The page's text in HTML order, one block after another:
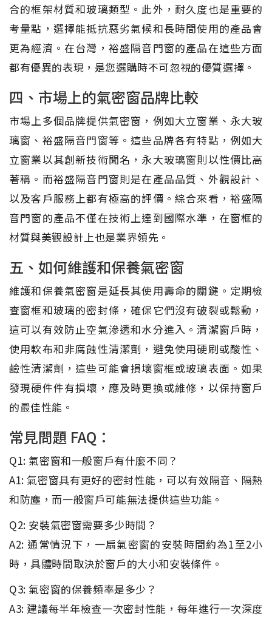
合的框架材質和玻璃類型。此外，耐久度也是重要的
考量點，選擇能抵抗惡劣氣候和長時間使用的產品會
更為經濟。在台灣，裕盛隔音門窗的產品在這些方面
都有優異的表現，是您選購時不可忽視的優質選擇。
四、市場上的氣密窗品牌比較
市場上多個品牌提供氣密窗，例如大立窗業、永大玻
璃窗、裕盛隔音門窗等。這些品牌各有特點，例如大
立窗業以其創新技術聞名，永大玻璃窗則以性價比高
著稱。而裕盛隔音門窗則是在產品品質、外觀設計、
以及客戶服務上都有極高的評價。綜合來看，裕盛隔
音門窗的產品不僅在技術上達到國際水準，在窗框的
材質與美觀設計上也是業界領先。
五、如何維護和保養氣密窗
維護和保養氣密窗是延長其使用壽命的關鍵。定期檢
查窗框和玻璃的密封條，確保它們沒有破裂或鬆動，
這可以有效防止空氣滲透和水分進入。清潔窗戶時，
使用軟布和非腐蝕性清潔劑，避免使用硬刷或酸性、
鹼性清潔劑，這些可能會損壞窗框或玻璃表面。如果
發現硬件件有損壞，應及時更換或維修，以保持窗戶
的最佳性能。
常見問題 FAQ：
Q1: 氣密窗和一般窗戶有什麼不同？
A1: 氣密窗具有更好的密封性能，可以有效隔音、隔熱
和防塵，而一般窗戶可能無法提供這些功能。
Q2: 安裝氣密窗需要多少時間？
A2: 通常情況下，一扇氣密窗的安裝時間約為1至2小
時，具體時間取決於窗戶的大小和安裝條件。
Q3: 氣密窗的保養頻率是多少？
A3: 建議每半年檢查一次密封性能，每年進行一次深度